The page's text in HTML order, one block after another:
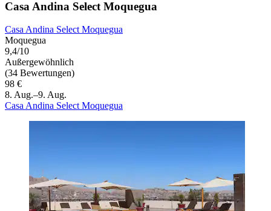
Casa Andina Select Moquegua
Casa Andina Select Moquegua
Moquegua
9,4/10
Außergewöhnlich
(34 Bewertungen)
98 €
8. Aug.–9. Aug.
Casa Andina Select Moquegua